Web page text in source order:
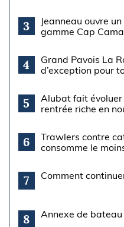
3
Jeanneau ouvre
gamme Cap
4
Grand Pavois La
d’exception pour
5
Alubat fait
rentrée riche en
6
Trawlers contre
consomme le
7 Comment
8 Annexe de